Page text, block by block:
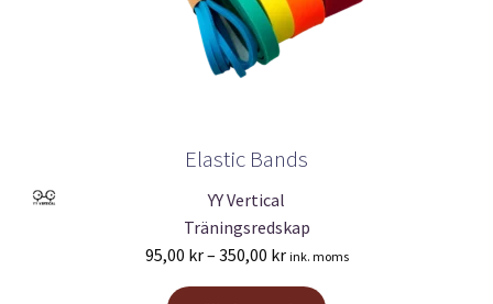
Elastic Bands
YY Vertical
Träningsredskap
95,00 kr– 350,00 krPrisintervall:
ink. moms
Den